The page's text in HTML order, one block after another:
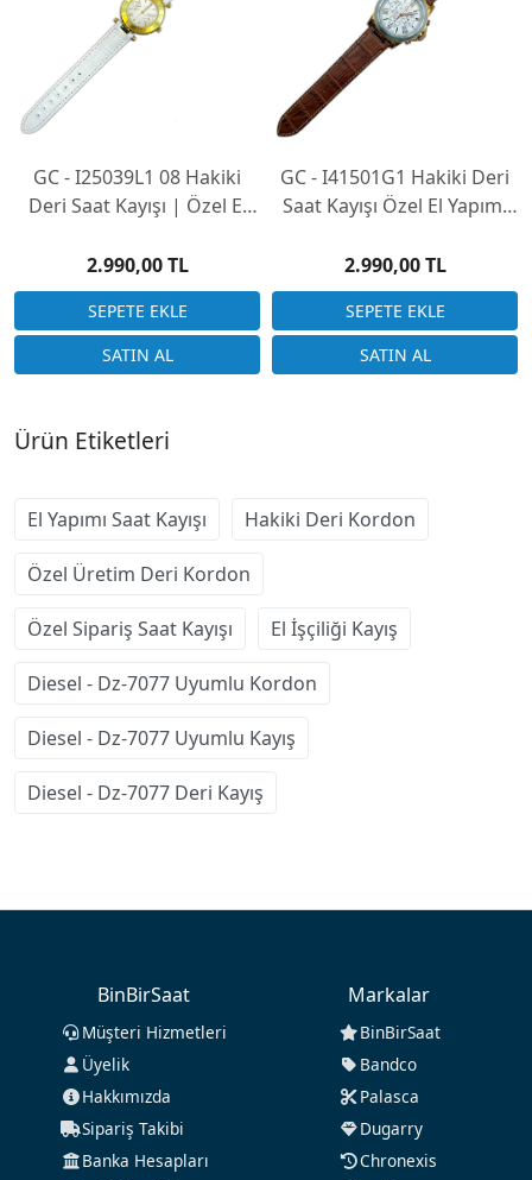
GC - I25039L1 08 Hakiki
Deri Saat Kayışı | Özel El
2.990,00 TL
GC - I41501G1 Hakiki Deri
Saat Kayışı Özel El Yapımı
Göndermeniz Gerekli)
2.990,00 TL
Ürün Etiketleri
El Yapımı Saat Kayışı Hakiki Deri Kordon
Özel Üretim Deri Kordon
Özel Sipariş Saat Kayışı El İşçiliği Kayış
Diesel - Dz-7077 Uyumlu Kordon
Diesel - Dz-7077 Uyumlu Kayış
Diesel - Dz-7077 Deri Kayış
BinBirSaat
Müşteri Hizmetleri
Üyelik
Hakkımızda
Sipariş Takibi
Banka Hesapları
Markalar
BinBirSaat
Bandco
Palasca
Dugarry
Chronexis